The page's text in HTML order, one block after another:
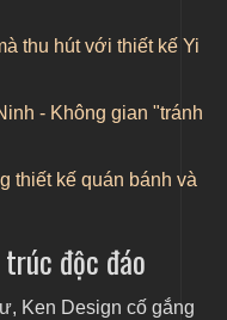
thu hút với thiết kế Yi
- Không gian "tránh
thiết kế quán bánh và
độc đáo
Ken Design cố gắng